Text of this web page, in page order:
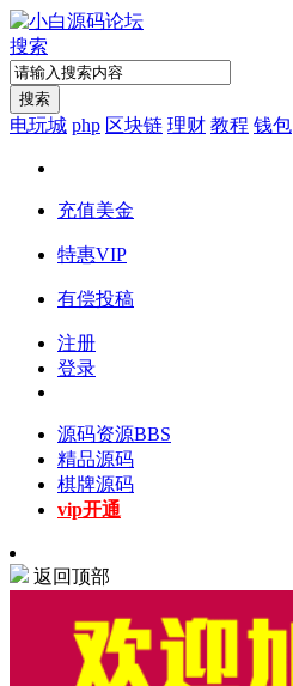
搜索
搜索
电玩城 php 区块链 理财 教程 钱包
充值美金
特惠VIP
有偿投稿
注册
登录
源码资源BBS
精品源码
棋牌源码
vip开通
返回顶部